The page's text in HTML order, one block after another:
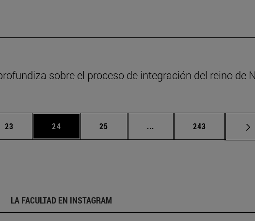
sobre el proceso de integración del reino de
Use TAB para desplazarse.
Página
23 Página
24 Página
25 ... Páginas intermedias Use
Página
243
LA FACULTAD EN INSTAGRAM